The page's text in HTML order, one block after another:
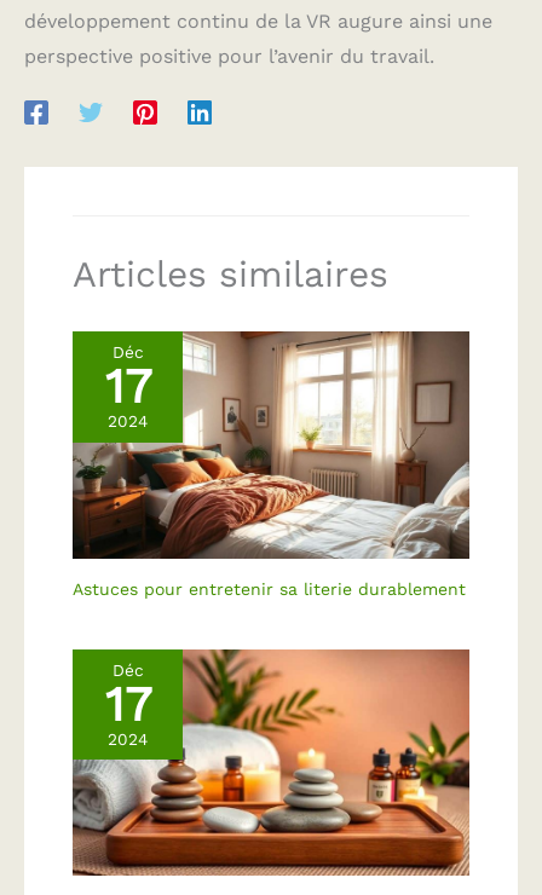
développement continu de la VR augure ainsi une
perspective positive pour l’avenir du travail.
Articles similaires
Déc
17
2024
Astuces pour entretenir sa literie durablement
Déc
17
2024